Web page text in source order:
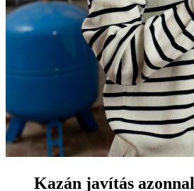
Kazán javítás azonnal